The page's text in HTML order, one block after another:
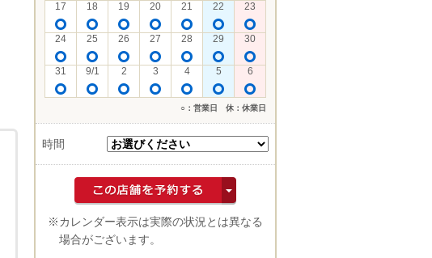
17 18 19 20 21 22 23
24 25 26 27 28 29 30
31 9/1 2 3 4 5 6
○：営業日 休：休業日
時間
※カレンダー表示は実際の状況とは異なる
場合がございます。